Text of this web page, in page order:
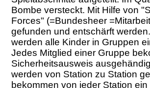
Bombe versteckt. Mit Hilfe von
Forces" (=Bundesheer
gefunden und entschärft
werden alle Kinder in Gruppen
Jedes Mitglied einer Gruppe
Sicherheitsausweis
werden von Station zu Station
bekommen von jeder Station ein